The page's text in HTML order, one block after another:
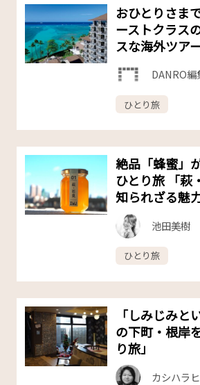
おひとりさま
ーストクラス
スな海外ツア
DANRO編
ひとり旅
絶品「蜂蜜」
ひとり旅 「萩
知られざる魅
池田美樹
ひとり旅
「しみじみと
の下町・根岸
り旅」
カシハラ